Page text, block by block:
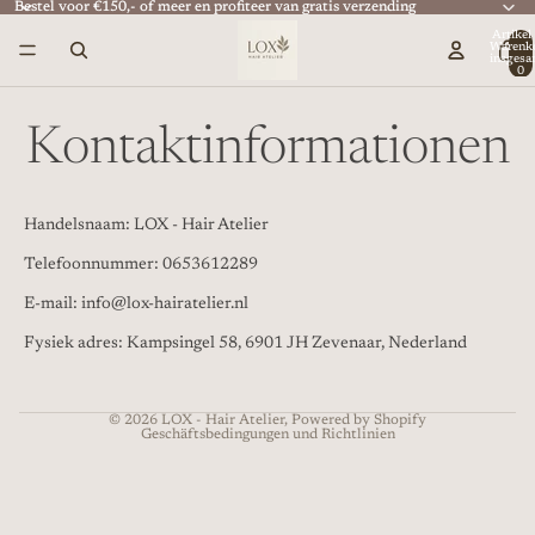
Bestel voor €150,- of meer en profiteer van gratis verzending
Bestel voor €150,- of meer en profiteer van gratis verzending
Artikel
0
Kontaktinformationen
Handelsnaam: LOX - Hair Atelier
Telefoonnummer: 0653612289
E-mail: info@lox-hairatelier.nl
Fysiek adres: Kampsingel 58, 6901 JH Zevenaar, Nederland
© 2026 LOX - Hair Atelier, Powered by Shopify
Geschäftsbedingungen und Richtlinien
Datenschutzerklärung
Kontaktinformationen
Versand